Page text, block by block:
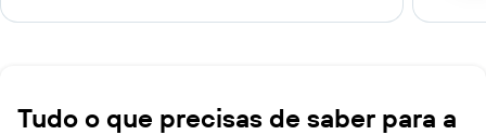
Tudo o que precisas de saber para a